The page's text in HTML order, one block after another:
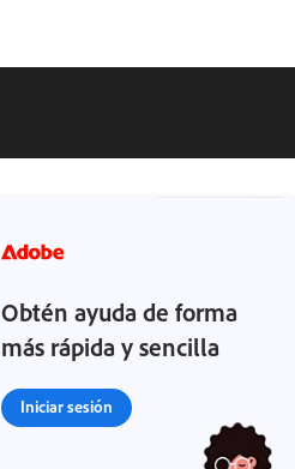
Obtén ayuda de forma
más rápida y sencilla
Iniciar sesión